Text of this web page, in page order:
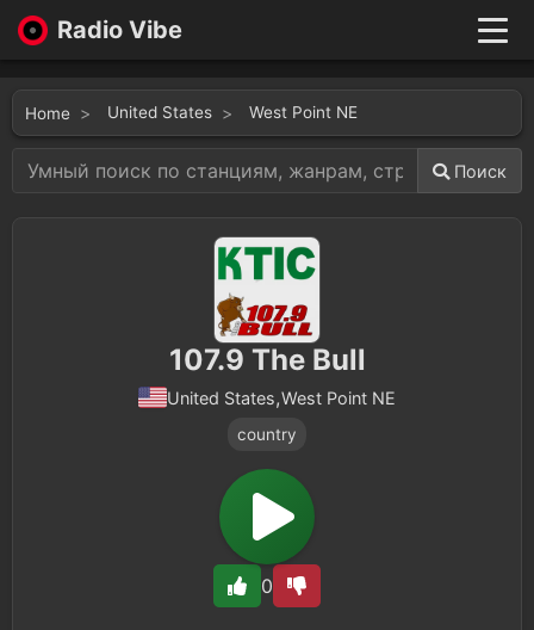
Radio Vibe
Genres
Likes
Favorites
Home United States West Point NE
Поиск
107.9 The Bull
United States,West Point NE
country
0